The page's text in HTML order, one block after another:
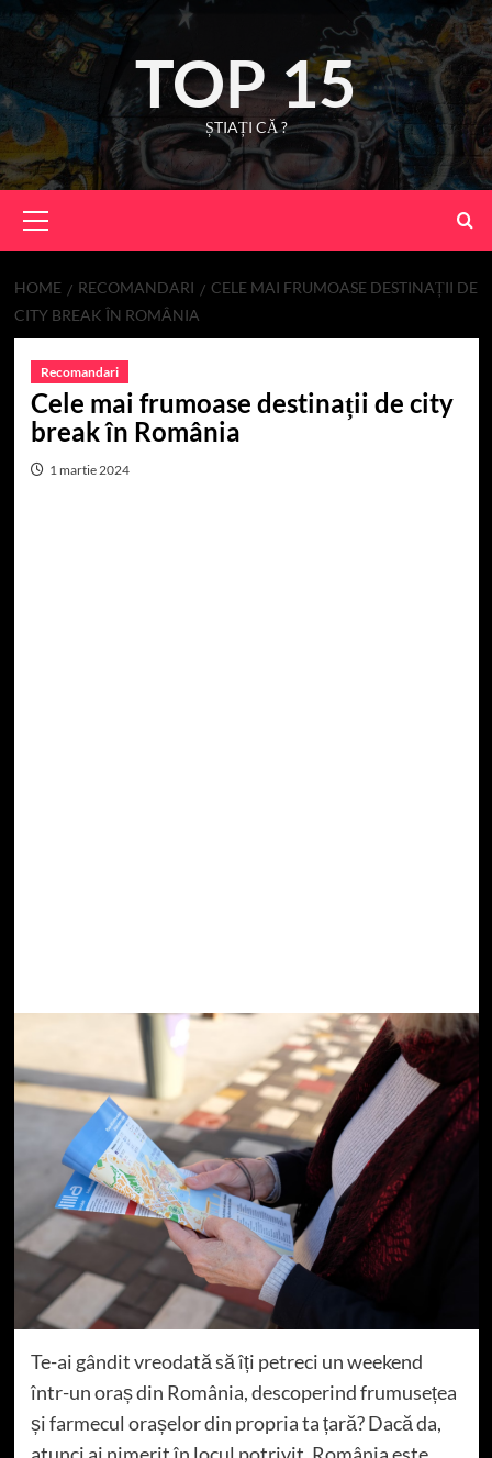
Skip
TOP 15
ȘTIAȚI CĂ ?
Menu
HOME RECOMANDARI
CELE MAI FRUMOASE DESTINAȚII DE
CITY BREAK ÎN ROMÂNIA
Recomandari
Cele mai frumoase destinații de city
break în România
1 martie 2024
Te-ai gândit vreodată să îți petreci un weekend
într-un oraș din România, descoperind frumusețea
și farmecul orașelor din propria ta țară? Dacă da,